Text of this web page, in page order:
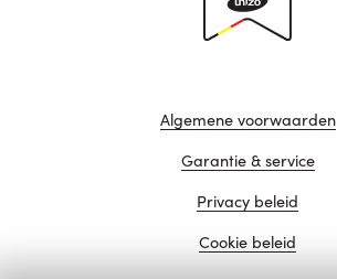
Algemene voorwaarden
Garantie & service
Privacy beleid
Cookie beleid